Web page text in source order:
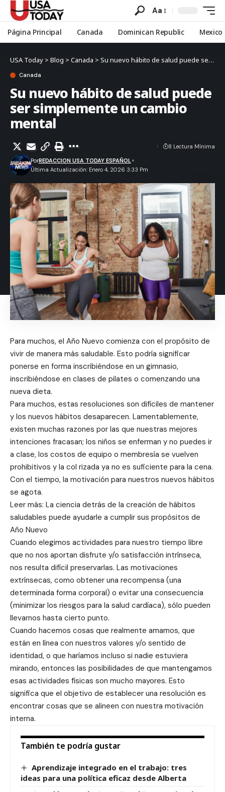
Aa
Página Principal Canada Dominican Republic Mexico
USA Today > Blog > Canada > Su nuevo hábito de salud puede ser simplemente un cambio mental
Canada
Su nuevo hábito de salud puede
ser simplemente un cambio
mental
Última Actualización: Enero 4, 2026 3:33 Pm
PorREDACCION USA TODAY ESPAÑOL
8 Lectura Mínima
Para muchos, el Año Nuevo comienza con el propósito de
vivir de manera más saludable. Esto podría significar
ponerse en forma inscribiéndose en un gimnasio,
inscribiéndose en clases de pilates o comenzando una
nueva dieta.
Para muchos, estas resoluciones son difíciles de mantener
y los nuevos hábitos desaparecen. Lamentablemente,
existen muchas razones por las que nuestras mejores
intenciones fracasan; los niños se enferman y no puedes ir
a clase, los costos de equipo o membresía se vuelven
prohibitivos y la col rizada ya no es suficiente para la cena.
Con el tiempo, la motivación para nuestros nuevos hábitos
se agota.
Leer más: La ciencia detrás de la creación de hábitos
saludables puede ayudarle a cumplir sus propósitos de
Año Nuevo
Cuando elegimos actividades para nuestro tiempo libre
que no nos aportan disfrute y/o satisfacción intrínseca,
nos resulta difícil preservarlas. Las motivaciones
extrínsecas, como obtener una recompensa (una
determinada forma corporal) o evitar una consecuencia
(minimizar los riesgos para la salud cardíaca), sólo pueden
llevarnos hasta cierto punto.
Cuando hacemos cosas que realmente amamos, que
están en línea con nuestros valores y/o sentido de
identidad, o que haríamos incluso si nadie estuviera
mirando, entonces las posibilidades de que mantengamos
esas actividades físicas son mucho mayores. Esto
significa que el objetivo de establecer una resolución es
encontrar cosas que se alineen con nuestra motivación
interna.
También te podría gustar
Aprendizaje integrado en el trabajo: tres
ideas para una política eficaz desde Alberta